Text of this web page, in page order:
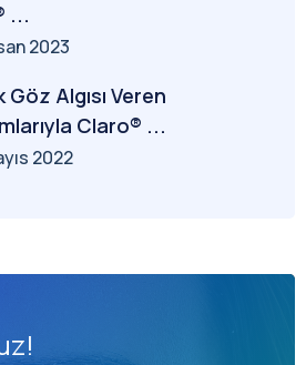
...
2023
Göz Algısı Veren
Claro® ...
2022